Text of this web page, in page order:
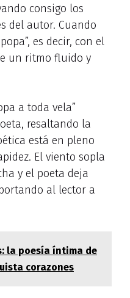
consigo los
del autor. Cuando
es decir, con el
un ritmo fluido y
a toda vela”
resaltando la
está en pleno
El viento sopla
y el poeta deja
al lector a
la poesía íntima de
corazones